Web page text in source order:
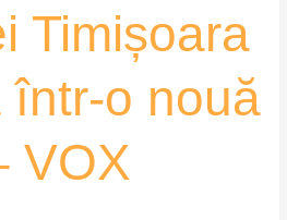
Timișoara
într-o nouă
VOX